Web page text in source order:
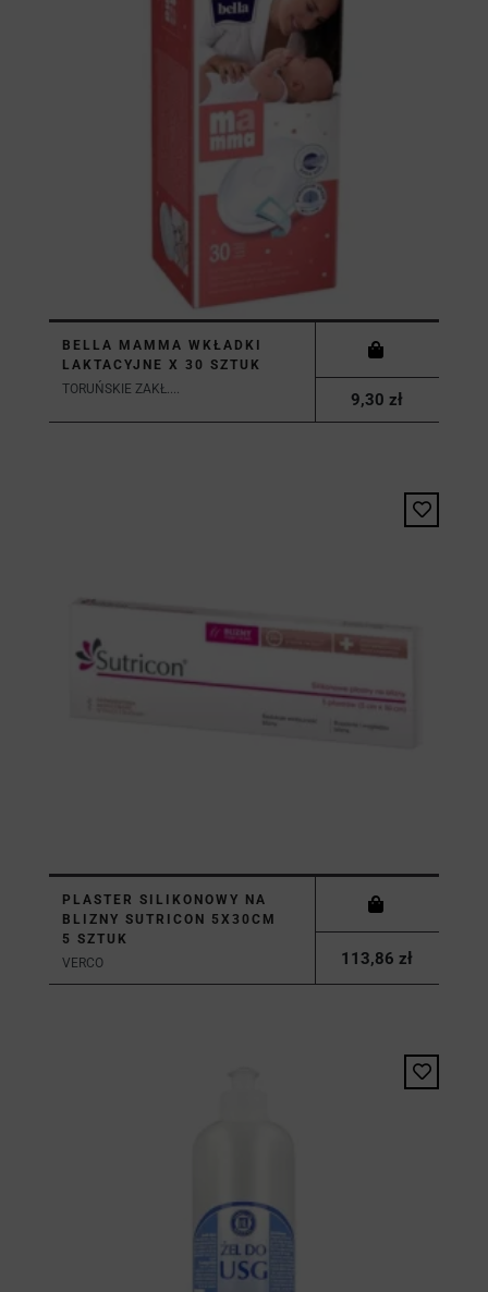
BELLA MAMMA WKŁADKI
LAKTACYJNE X 30 SZTUK
TORUŃSKIE ZAKŁ....
9,30 zł
PLASTER SILIKONOWY NA
BLIZNY SUTRICON 5X30CM
5 SZTUK
VERCO
113,86 zł